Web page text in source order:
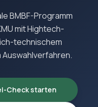
BMBF-Programm
mit Hightech-
technischem
Check starten